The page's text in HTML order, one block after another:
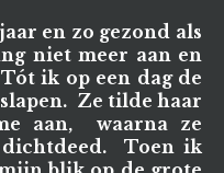
en zo gezond als
niet meer aan en
ik op een dag de
Ze tilde haar
aan, waarna ze
dichtdeed. Toen ik